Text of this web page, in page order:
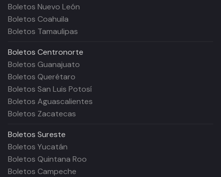
Boletos Nuevo León
Boletos Coahuila
Boletos Tamaulipas
Boletos Centronorte
Boletos Guanajuato
Boletos Querétaro
Boletos San Luis Potosí
Boletos Aguascalientes
Boletos Zacatecas
Boletos Sureste
Boletos Yucatán
Boletos Quintana Roo
Boletos Campeche